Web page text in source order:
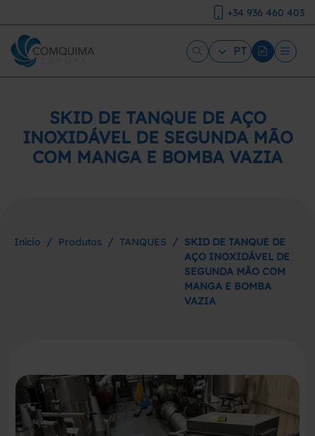
+34 936 460 403
PT
SKID DE TANQUE DE AÇO
INOXIDÁVEL DE SEGUNDA MÃO
COM MANGA E BOMBA VAZIA
Início / Produtos / TANQUES / SKID DE TANQUE DE
AÇO INOXIDÁVEL DE
SEGUNDA MÃO COM
MANGA E BOMBA
VAZIA